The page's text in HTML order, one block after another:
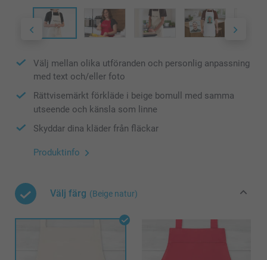
Välj mellan olika utföranden och personlig anpassning
med text och/eller foto
Rättvisemärkt förkläde i beige bomull med samma
utseende och känsla som linne
Skyddar dina kläder från fläckar
Produktinfo
Välj färg (Beige natur)